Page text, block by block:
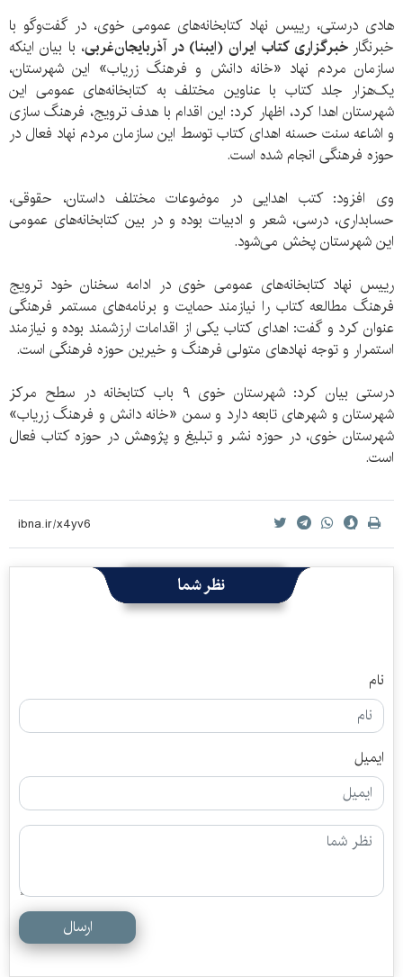
هادی درستی، رییس نهاد کتابخانه‌های عمومی خوی، در گفت‌وگو با
خبرنگار خبرگزاری کتاب ایران (ایبنا) در آذربایجان‌غربی، با بیان اینکه
سازمان مردم نهاد «خانه دانش و فرهنگ زریاب» این شهرستان،
یک‌هزار جلد کتاب با عناوین مختلف به کتابخانه‌های عمومی این
شهرستان اهدا کرد، اظهار کرد: این اقدام با هدف ترویج، فرهنگ سازی
و اشاعه سنت حسنه اهدای کتاب توسط این سازمان مردم نهاد فعال در
حوزه فرهنگی انجام شده است.
وی افزود: کتب اهدایی در موضوعات مختلف داستان، حقوقی،
حسابداری، درسی، شعر و ادبیات بوده و در بین کتابخانه‌های عمومی
این شهرستان پخش می‌شود.
رییس نهاد کتابخانه‌های عمومی خوی در ادامه سخنان خود ترویج
فرهنگ مطالعه کتاب را نیازمند حمایت و برنامه‌های مستمر فرهنگی
عنوان کرد و گفت: اهدای کتاب یکی از اقدامات ارزشمند بوده و نیازمند
استمرار و توجه نهادهای متولی فرهنگ و خیرین حوزه فرهنگی است.
درستی بیان کرد: شهرستان خوی ۹ باب کتابخانه در سطح مرکز
شهرستان و شهرهای تابعه دارد و سمن «خانه دانش و فرهنگ زریاب»
شهرستان خوی، در حوزه نشر و تبلیغ و پژوهش در حوزه کتاب فعال
است.
نظر شما
نام
ایمیل
ارسال